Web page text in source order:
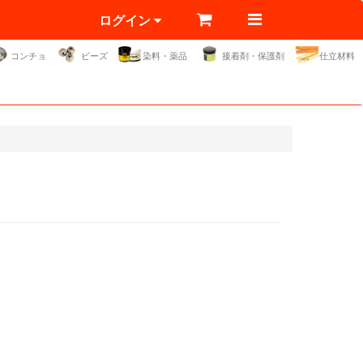
ログイン
コンチョ ビーズ 染料・薬品 接着剤・保護剤 仕立材料